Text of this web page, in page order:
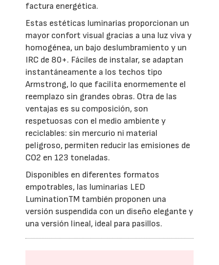
factura energética.
Estas estéticas luminarias proporcionan un
mayor confort visual gracias a una luz viva y
homogénea, un bajo deslumbramiento y un
IRC de 80+. Fáciles de instalar, se adaptan
instantáneamente a los techos tipo
Armstrong, lo que facilita enormemente el
reemplazo sin grandes obras. Otra de las
ventajas es su composición, son
respetuosas con el medio ambiente y
reciclables: sin mercurio ni material
peligroso, permiten reducir las emisiones de
CO2 en 123 toneladas.
Disponibles en diferentes formatos
empotrables, las luminarias LED
LuminationTM también proponen una
versión suspendida con un diseño elegante y
una versión lineal, ideal para pasillos.